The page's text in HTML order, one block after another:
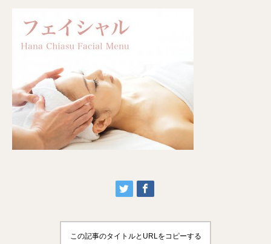
この記事のタイトルとURLをコピーする